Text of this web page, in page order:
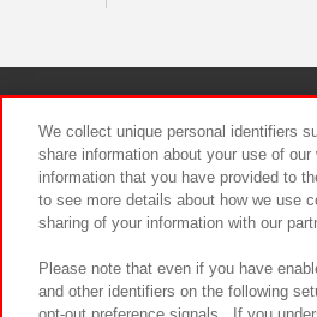
We collect unique personal identifiers
share information about your use of
information that you have provided to
to see more details about how we use
sharing of your information with our
Please note that even if you have
and other identifiers on the following